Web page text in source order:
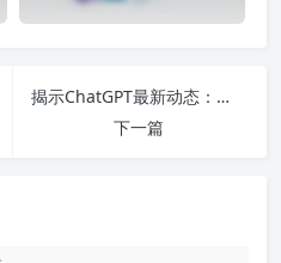
揭示ChatGPT最新动态：从版本演变到人工智能的未来应用与挑战
下一篇